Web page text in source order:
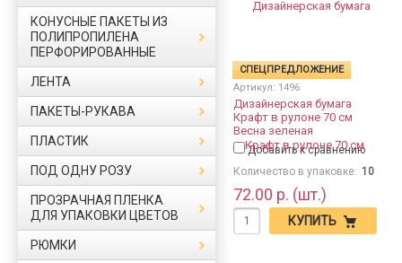
КОНУСНЫЕ ПАКЕТЫ ИЗ
ПОЛИПРОПИЛЕНА
ПЕРФОРИРОВАННЫЕ
ЛЕНТА
ПАКЕТЫ-РУКАВА
ПЛАСТИК
ПОД ОДНУ РОЗУ
ПРОЗРАЧНАЯ ПЛЕНКА
ДЛЯ УПАКОВКИ ЦВЕТОВ
РЮМКИ
СПЕЦПРЕДЛОЖЕНИЕ
Артикул: 1496
Дизайнерская бумага
Крафт в рулоне 70 см
Весна зеленая
Добавить к сравнению
Количество в упаковке: 10
72.00 р. (шт.)
КУПИТЬ